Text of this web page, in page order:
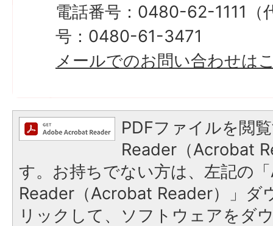
電話番号：0480-62-1111（
号：0480-61-3471
メールでのお問い合わせは
PDFファイルを閲
Reader（Acrobat
す。お持ちでない方は、左記の
Reader（Acrobat Reader）」ダ
リックして、ソフトウェアをダ